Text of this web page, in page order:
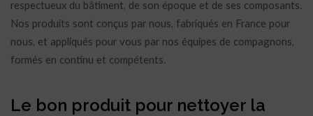
respectueux du bâtiment, de son époque et de ses composants.
Nos produits sont conçus par nous, fabriqués en France pour
nous, et appliqués pour vous par nos équipes de compagnons,
formés en continu et compétents.
Le bon produit pour nettoyer la